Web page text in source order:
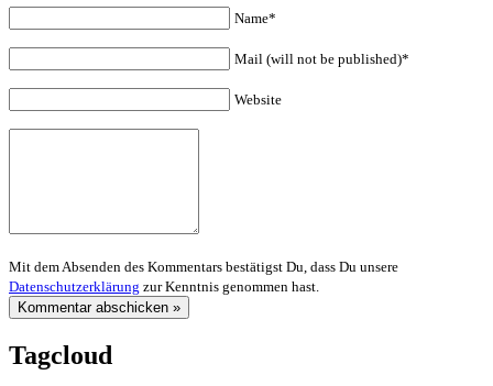
Name*
Mail (will not be published)*
Website
Mit dem Absenden des Kommentars bestätigst Du, dass Du unsere
Datenschutzerklärung zur Kenntnis genommen hast.
Tagcloud